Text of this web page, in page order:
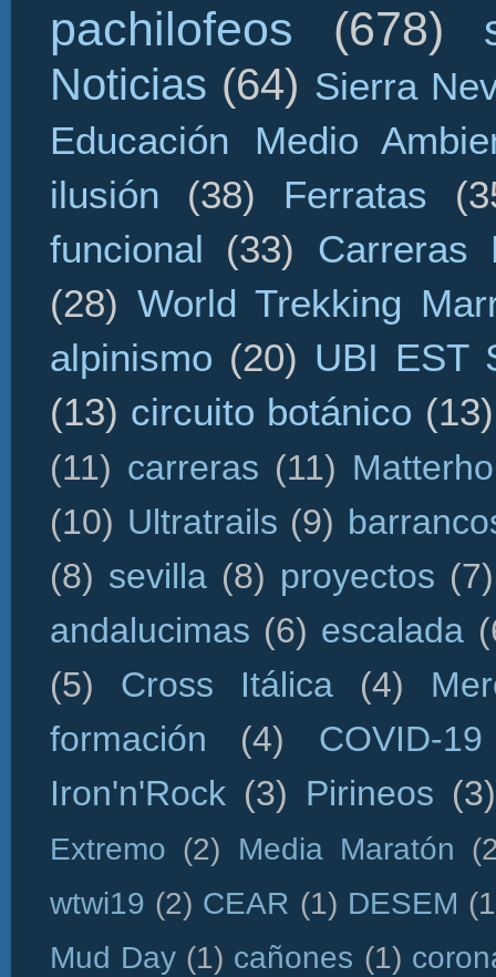
pachilofeos (678)
Noticias (64) Sierra
Educación Medio
ilusión
(38) Ferratas
funcional
(33)
Carreras
(28) World Trekking
alpinismo (20) UBI EST
(13) circuito botánico (13)
(11) carreras (11)
(10) Ultratrails (9)
(8) sevilla (8) proyectos (7)
andalucimas (6) escalada
(5)
Cross Itálica (4)
formación
(4)
COVID-19
Iron'n'Rock (3) Pirineos (3)
Extremo (2) Media Maratón
wtwi19 (2) CEAR (1) DESEM
Mud Day (1) cañones (1)